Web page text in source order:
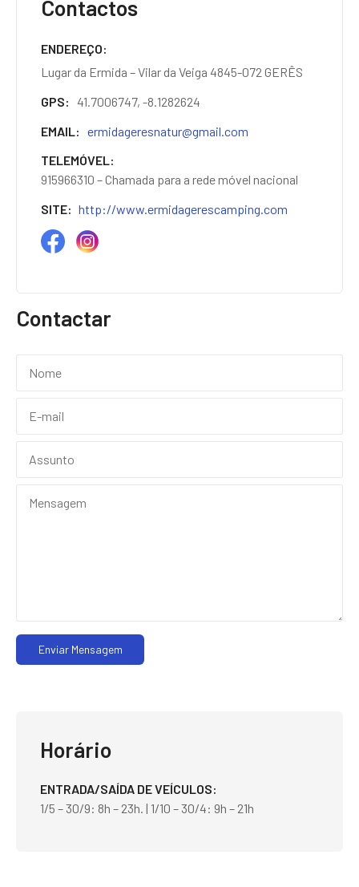
Contactos
ENDEREÇO
Lugar da Ermida – Vilar da Veiga 4845-072 GERÊS
GPS
41.7006747, -8.1282624
EMAIL
ermidageresnatur@gmail.com
TELEMÓVEL
915966310 – Chamada para a rede móvel nacional
SITE
http://www.ermidagerescamping.com
Contactar
Enviar Mensagem
Horário
ENTRADA/SAÍDA DE VEÍCULOS
1/5 – 30/9: 8h – 23h. | 1/10 – 30/4: 9h – 21h